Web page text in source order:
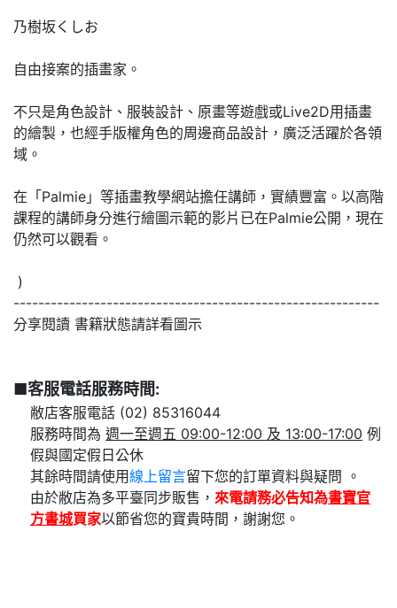
乃樹坂くしお
自由接案的插畫家。
不只是角色設計、服裝設計、原畫等遊戲或Live2D用插畫
的繪製，也經手版權角色的周邊商品設計，廣泛活躍於各領
域。
在「Palmie」等插畫教學網站擔任講師，實績豐富。以高階
課程的講師身分進行繪圖示範的影片已在Palmie公開，現在
仍然可以觀看。
)
-----------------------------------------------------------
分享閱讀 書籍狀態請詳看圖示
■客服電話服務時間:
敝店客服電話 (02) 85316044
服務時間為 週一至週五 09:00-12:00 及 13:00-17:00 例
假與國定假日公休
其餘時間請使用線上留言
留下您的訂單資料與疑問 。
由於敝店為多平臺同步販售， 來電請務必告知為書寶官
方書城買家以節省您的寶貴時間，謝謝您。